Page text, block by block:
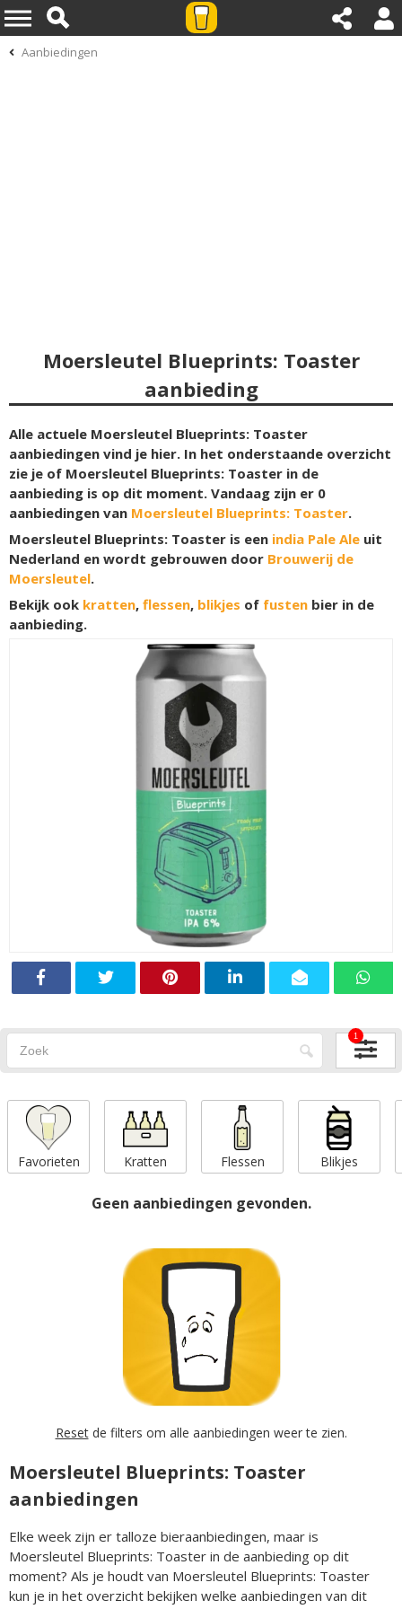
Aanbiedingen
Moersleutel Blueprints: Toaster
aanbieding
Alle actuele Moersleutel Blueprints: Toaster
aanbiedingen vind je hier. In het onderstaande overzicht
zie je of Moersleutel Blueprints: Toaster in de
aanbieding is op dit moment. Vandaag zijn er 0
aanbiedingen van Moersleutel Blueprints: Toaster.
Moersleutel Blueprints: Toaster is een india Pale Ale uit
Nederland en wordt gebrouwen door Brouwerij de
Moersleutel.
Bekijk ook kratten, flessen, blikjes of fusten bier in de
aanbieding.
1
Favorieten Kratten Flessen Blikjes
Geen aanbiedingen gevonden.
Resetde filters om alle aanbiedingen weer te zien.
Moersleutel Blueprints: Toaster
aanbiedingen
Elke week zijn er talloze bieraanbiedingen, maar is
Moersleutel Blueprints: Toaster in de aanbieding op dit
moment? Als je houdt van Moersleutel Blueprints: Toaster
kun je in het overzicht bekijken welke aanbiedingen van dit